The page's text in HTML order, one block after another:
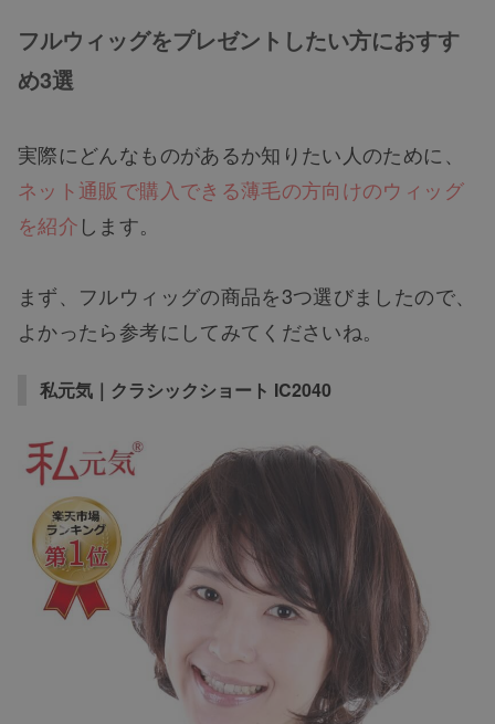
フルウィッグをプレゼントしたい方におすす
め3選
実際にどんなものがあるか知りたい人のために、
ネット通販で購入できる薄毛の方向けのウィッグ
を紹介します。
まず、フルウィッグの商品を3つ選びましたので、
よかったら参考にしてみてくださいね。
私元気｜クラシックショート IC2040